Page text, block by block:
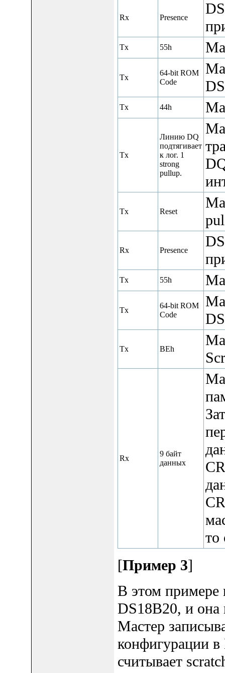
Rx Presence
Tx 55h
Tx
64-bit ROM
Code
Tx 44h
Tx
Линию DQ
подтягивает
к лог. 1
strong
pullup.
Tx Reset
Rx Presence
Tx 55h
Tx
64-bit ROM
Code
Tx BEh
Rx
9 байт
данных
то
[Пример 3]
В этом примере
DS18B20, и она
Мастер
конфигурации в
считывает